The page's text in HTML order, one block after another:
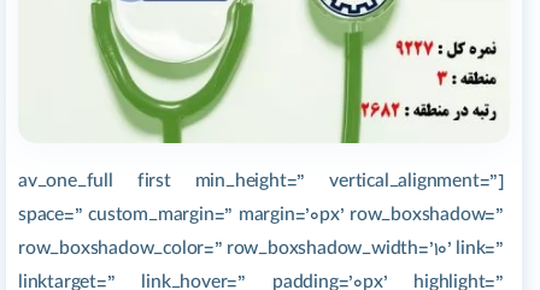
[av_one_full first min_height=” vertical_alignment=”
space=” custom_margin=” margin=’0px’ row_boxshadow=”
row_boxshadow_color=” row_boxshadow_width=’10’ link=”